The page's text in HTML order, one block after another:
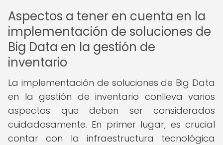
Aspectos a tener en cuenta en la
implementación de soluciones de
Big Data en la gestión de
inventario
La implementación de soluciones de Big Data
en la gestión de inventario conlleva varios
aspectos que deben ser considerados
cuidadosamente. En primer lugar, es crucial
contar con la infraestructura tecnológica